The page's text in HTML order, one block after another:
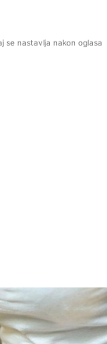
se nastavlja nakon oglasa